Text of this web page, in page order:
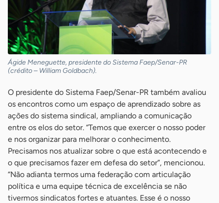
Ágide Meneguette, presidente do Sistema Faep/Senar-PR
(crédito – William Goldbach).
O presidente do Sistema Faep/Senar-PR também avaliou
os encontros como um espaço de aprendizado sobre as
ações do sistema sindical, ampliando a comunicação
entre os elos do setor. “Temos que exercer o nosso poder
e nos organizar para melhorar o conhecimento.
Precisamos nos atualizar sobre o que está acontecendo e
o que precisamos fazer em defesa do setor”, mencionou.
“Não adianta termos uma federação com articulação
política e uma equipe técnica de excelência se não
tivermos sindicatos fortes e atuantes. Esse é o nosso